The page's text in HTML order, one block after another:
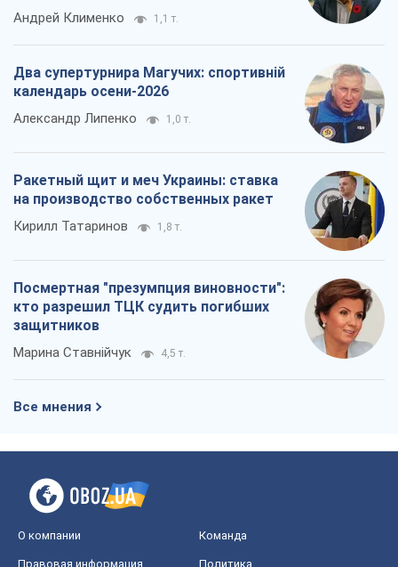
Андрей Клименко 1,1 т.
Два супертурнира Магучих: спортивній
календарь осени-2026
Александр Липенко 1,0 т.
Ракетный щит и меч Украины: ставка
на производство собственных ракет
Кирилл Татаринов 1,8 т.
Посмертная "презумпция виновности":
кто разрешил ТЦК судить погибших
защитников
Марина Ставнійчук 4,5 т.
Все мнения
О компании Команда
Правовая информация
Политика